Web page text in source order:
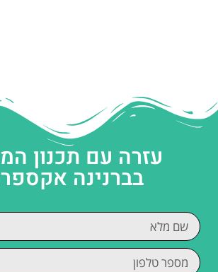
עזרה עם תכנון
בברנינה